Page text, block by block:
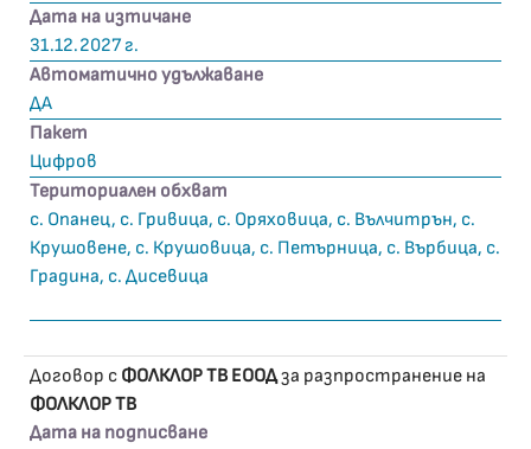
Дата на изтичане
31.12.2027 г.
Автоматично удължаване
ДА
Пакет
Цифров
Териториален обхват
с. Опанец, с. Гривица, с. Оряховица, с. Вълчитрън, с.
Крушовене, с. Крушовица, с. Петърница, с. Върбица, с.
Градина, с. Дисевица
Договор с ФОЛКЛОР ТВ ЕООДза разпространение на
ФОЛКЛОР ТВ
Дата на подписване